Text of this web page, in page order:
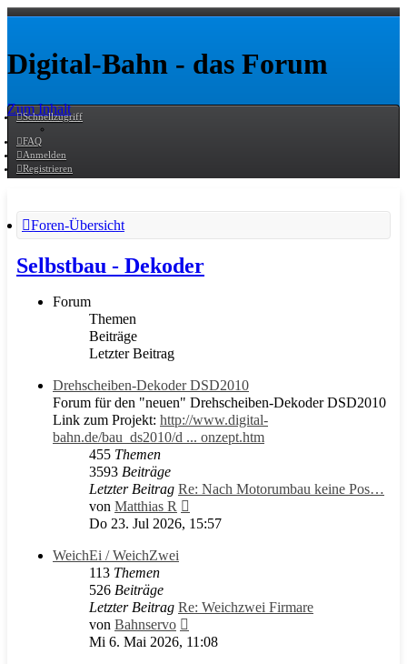
Digital-Bahn - das Forum
Zum Inhalt
Schnellzugriff
FAQ
Anmelden
Registrieren
Foren-Übersicht
Selbstbau - Dekoder
Forum
Themen
Beiträge
Letzter Beitrag
Drehscheiben-Dekoder DSD2010
Forum für den "neuen" Drehscheiben-Dekoder DSD2010
Link zum Projekt: http://www.digital-
bahn.de/bau_ds2010/d ... onzept.htm
455 Themen
3593 Beiträge
Letzter Beitrag Re: Nach Motorumbau keine Pos…
von Matthias R
Beitrag
Do 23. Jul 2026, 15:57
WeichEi / WeichZwei
113 Themen
526 Beiträge
Letzter Beitrag Re: Weichzwei Firmare
von Bahnservo
Beitrag
Mi 6. Mai 2026, 11:08